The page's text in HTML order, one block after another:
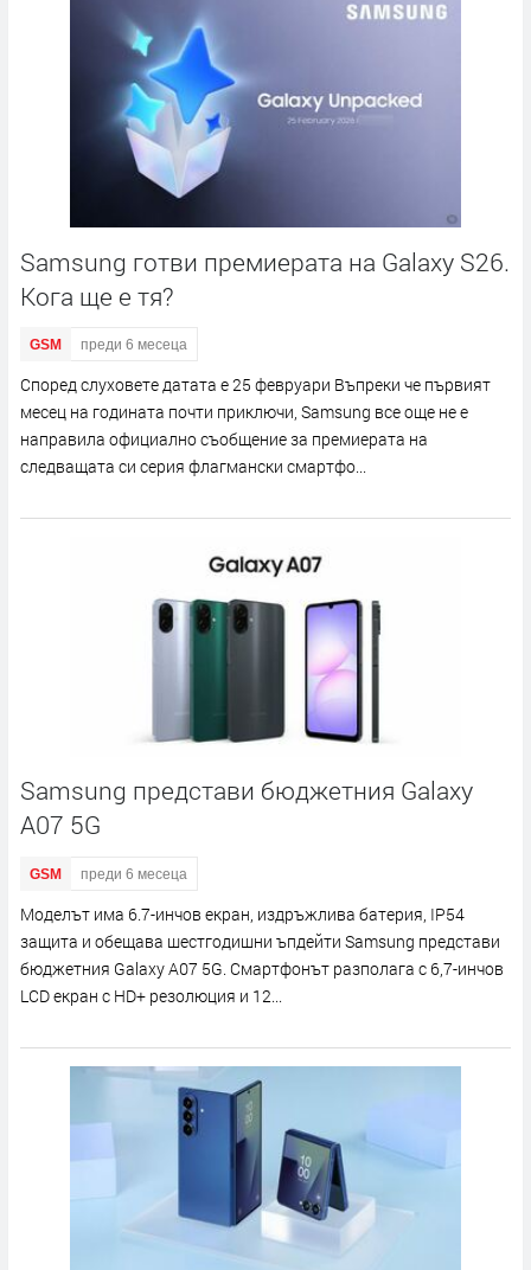
Samsung готви премиерата на Galaxy S26.
Кога ще е тя?
GSM преди 6 месеца
Според слуховете датата е 25 февруари Въпреки че първият
месец на годината почти приключи, Samsung все още не е
направила официално съобщение за премиерата на
следващата си серия флагмански смартфо...
Samsung представи бюджетния Galaxy
A07 5G
GSM преди 6 месеца
Моделът има 6.7-инчов екран, издръжлива батерия, IP54
защита и обещава шестгодишни ъпдейти Samsung представи
бюджетния Galaxy A07 5G. Смартфонът разполага с 6,7-инчов
LCD екран с HD+ резолюция и 12...